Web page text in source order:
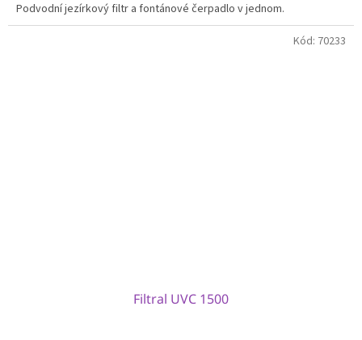
Podvodní jezírkový filtr a fontánové čerpadlo v jednom.
Filtral UVC 1500
Kód: 70233